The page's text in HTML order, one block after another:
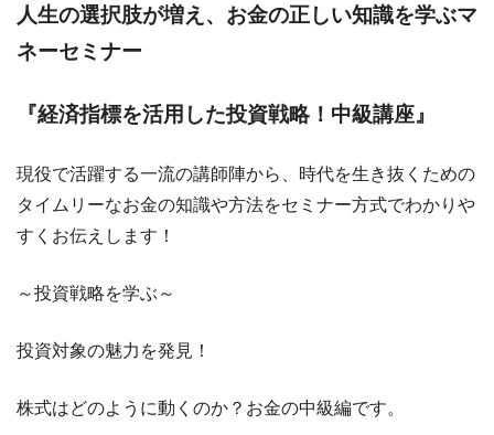
人生の選択肢が増え、お金の正しい知識を学ぶマ
ネーセミナー
『経済指標を活用した投資戦略！中級講座』
現役で活躍する一流の講師陣から、時代を生き抜くための
タイムリーなお金の知識や方法をセミナー方式でわかりや
すくお伝えします！
～投資戦略を学ぶ～
投資対象の魅力を発見！
株式はどのように動くのか？お金の中級編です。